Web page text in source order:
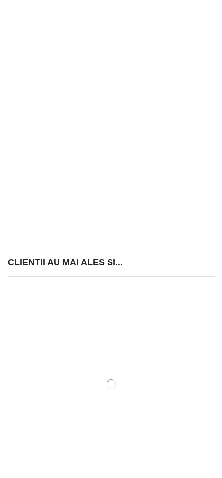
CLIENTII AU MAI ALES SI...